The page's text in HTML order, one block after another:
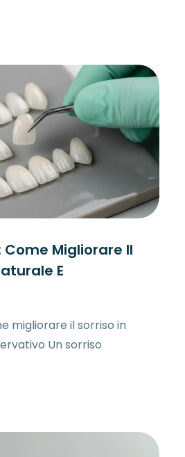
Migliorare Il
E
migliorare il sorriso in
Un sorriso